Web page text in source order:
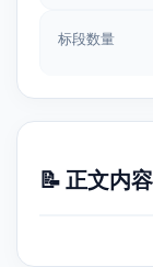
标段数量
📝 正文内容